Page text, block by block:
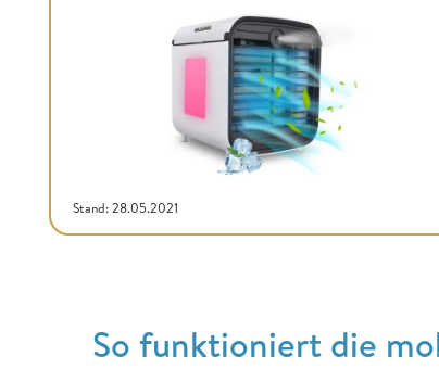
Stand: 28.05.2021
So funktioniert die